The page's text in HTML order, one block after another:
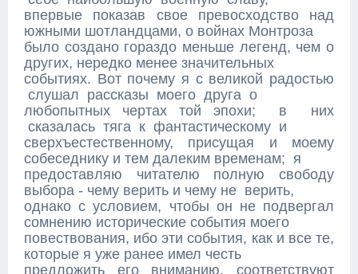
впервые показав свое превосходство над
южными шотландцами, о войнах Монтроза
было создано гораздо меньше легенд, чем о
других, нередко менее значительных
событиях. Вот почему я с великой радостью
слушал рассказы моего друга о
любопытных чертах той эпохи; в них
сказалась тяга к фантастическому и
сверхъестественному, присущая и моему
собеседнику и тем далеким временам; я
предоставляю читателю полную свободу
выбора - чему верить и чему не верить,
однако с условием, чтобы он не подвергал
сомнению исторические события моего
повествования, ибо эти события, как и все те,
которые я уже ранее имел честь
предложить его вниманию, соответствуют